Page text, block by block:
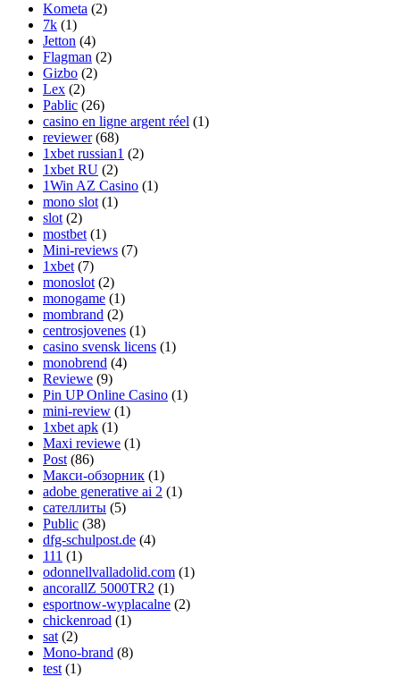
Kometa (2)
7k (1)
Jetton (4)
Flagman (2)
Gizbo (2)
Lex (2)
Pablic (26)
casino en ligne argent réel (1)
reviewer(68)
1xbet russian1 (2)
1xbet RU (2)
1Win AZ Casino (1)
mono slot (1)
slot (2)
mostbet (1)
Mini-reviews (7)
1xbet (7)
monoslot (2)
monogame (1)
mombrand (2)
centrosjovenes (1)
casino svensk licens (1)
monobrend (4)
Reviewe (9)
Pin UP Online Casino (1)
mini-review (1)
1xbet apk (1)
Maxi reviewe (1)
Post (86)
Макси-обзорник (1)
adobe generative ai 2 (1)
сателлиты (5)
Public (38)
dfg-schulpost.de (4)
111 (1)
odonnellvalladolid.com (1)
ancorallZ 5000TR2 (1)
esportnow-wyplacalne (2)
chickenroad (1)
sat (2)
Mono-brand (8)
test (1)